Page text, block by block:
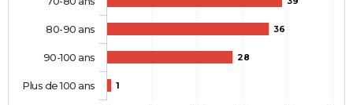
36
28
1
80-90 ans
90-100 ans
Plus de 100 ans